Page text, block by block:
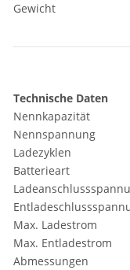
Gewicht
Technische Daten
Nennkapazität
Nennspannung
Ladezyklen
Batterieart
Max. Ladestrom
Max. Entladestrom
Abmessungen